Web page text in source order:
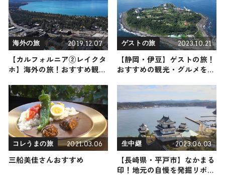
海外の旅 2019.12.07
【カルフォルニア②レイクタ
ホ】海外の旅！おすすめ観光
ゲストの旅 2023.10.21
【静岡・伊豆】ゲストの旅！
おすすめの観光・グルメをご
コレうまの旅 2021.03.06
三船美佳さんおすすめ
生中継 2023.06.03
【長崎県・平戸市】なかまる
印！地元の自慢を発掘リポー